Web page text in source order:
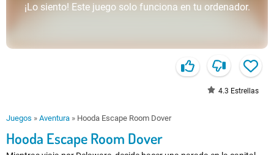
¡Lo siento! Este juego solo funciona en tu ordenador.
4.3 Estrellas
Juegos » Aventura » Hooda Escape Room Dover
Hooda Escape Room Dover